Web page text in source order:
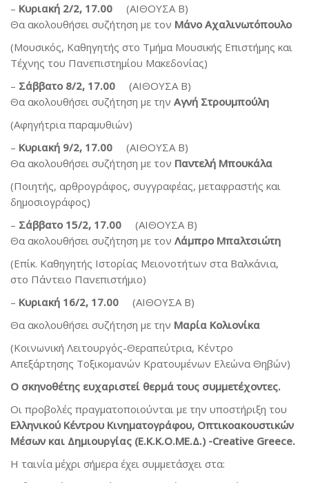
– Κυριακή 2/2, 17.00 (ΑΙΘΟΥΣΑ Β)
Θα ακολουθήσει συζήτηση με τον Μάνο Αχαλινωτόπουλο
(Μουσικός, Καθηγητής στο Τμήμα Μουσικής Επιστήμης και
Τέχνης του Πανεπιστημίου Μακεδονίας)
– Σάββατο 8/2, 17.00
(ΑΙΘΟΥΣΑ Β)
Θα ακολουθήσει συζήτηση με την Αγνή Στρουμπούλη
(Αφηγήτρια παραμυθιών)
– Κυριακή 9/2, 17.00 (ΑΙΘΟΥΣΑ Β)
Θα ακολουθήσει συζήτηση με τον Παντελή Μπουκάλα
(Ποιητής, αρθρογράφος, συγγραφέας, μεταφραστής και
δημοσιογράφος)
– Σάββατο 15/2, 17.00
(ΑΙΘΟΥΣΑ Β)
Θα ακολουθήσει συζήτηση με τον Λάμπρο Μπαλτσιώτη
(Επίκ. Καθηγητής Ιστορίας Μειονοτήτων στα Βαλκάνια,
στο Πάντειο Πανεπιστήμιο)
– Κυριακή 16/2, 17.00
(ΑΙΘΟΥΣΑ Β)
Θα ακολουθήσει συζήτηση με την Μαρία Κολιονίκα
(Κοινωνική Λειτουργός-Θεραπεύτρια, Κέντρο
Απεξάρτησης Τοξικομανών Κρατουμένων Ελεώνα Θηβών)
Ο σκηνοθέτης ευχαριστεί θερμά τους συμμετέχοντες.
Οι προβολές πραγματοποιούνται με την υποστήριξη του
Ελληνικού Κέντρου Κινηματογράφου, Οπτικοακουστικών
Μέσων και Δημιουργίας (Ε.Κ.Κ.Ο.ΜΕ.Δ.) -Creative Greece.
Η ταινία μέχρι σήμερα έχει συμμετάσχει στα: